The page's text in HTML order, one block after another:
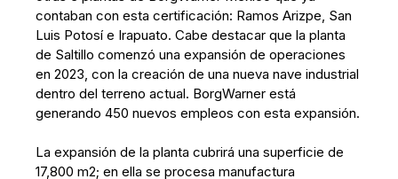
contaban con esta certificación: Ramos Arizpe, San
Luis Potosí e Irapuato. Cabe destacar que la planta
de Saltillo comenzó una expansión de operaciones
en 2023, con la creación de una nueva nave industrial
dentro del terreno actual. BorgWarner está
generando 450 nuevos empleos con esta expansión.
La expansión de la planta cubrirá una superficie de
17,800 m2; en ella se procesa manufactura